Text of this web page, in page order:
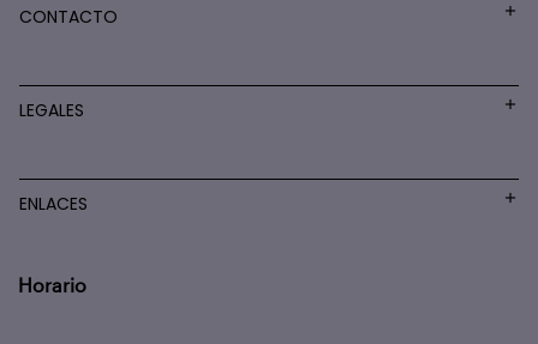
CONTACTO
LEGALES
ENLACES
Horario